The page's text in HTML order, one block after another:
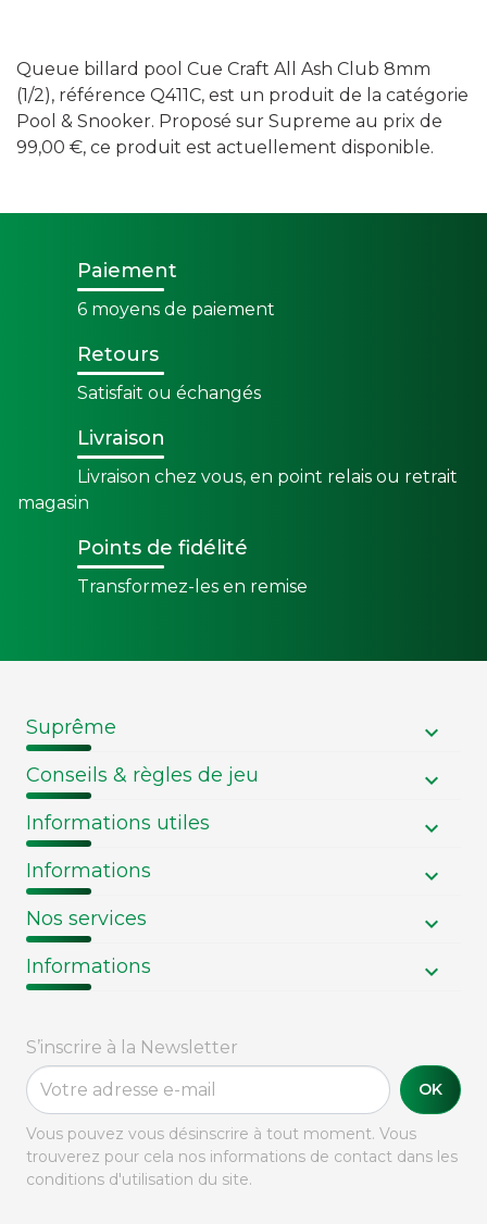
Queue billard pool Cue Craft All Ash Club 8mm
(1/2), référence Q411C, est un produit de la catégorie
Pool & Snooker. Proposé sur Supreme au prix de
99,00 €, ce produit est actuellement disponible.
Paiement
6 moyens de paiement
Retours
Satisfait ou échangés
Livraison
Livraison chez vous, en point relais ou retrait
magasin
Points de fidélité
Transformez-les en remise
Suprême
Conseils & règles de jeu
Informations utiles
Informations
Nos services
Informations
S’inscrire à la Newsletter
OK
Vous pouvez vous désinscrire à tout moment. Vous
trouverez pour cela nos informations de contact dans les
conditions d'utilisation du site.